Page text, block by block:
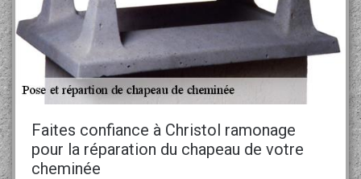
Faites confiance à Christol ramonage
pour la réparation du chapeau de votre
cheminée